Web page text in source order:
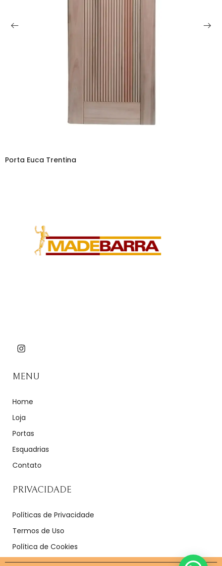
Euca Trentina
MENU
Home
Loja
Portas
Esquadrias
Contato
PRIVACIDADE
Políticas de Privacidade
Termos de Uso
Política de Cookies